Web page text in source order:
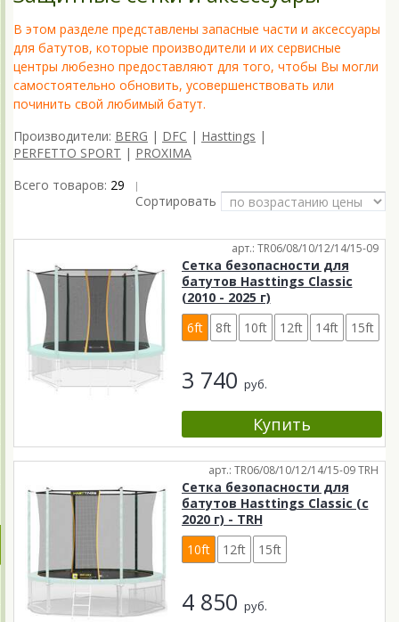
В этом разделе представлены запасные части и аксессуары
для батутов, которые производители и их сервисные
центры любезно предоставляют для того, чтобы Вы могли
самостоятельно обновить, усовершенствовать или
починить свой любимый батут.
Производители: BERG | DFC | Hasttings |
PERFETTO SPORT | PROXIMA
Всего товаров: 29 |
Сортировать
арт.: TR06/08/10/12/14/15-09
Сетка безопасности для
батутов Hasttings Classic
(2010 - 2025 г)
6ft
8ft 10ft 12ft 14ft 15ft
3 740 руб.
арт.: TR06/08/10/12/14/15-09 TRH
Сетка безопасности для
батутов Hasttings Classic (с
2020 г) - TRH
10ft
12ft 15ft
4 850 руб.